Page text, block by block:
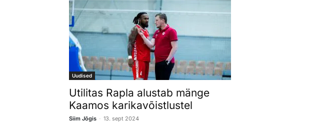
Uudised
Utilitas Rapla alustab mänge
Kaamos karikavõistlustel
Siim Jõgis - 13. sept 2024